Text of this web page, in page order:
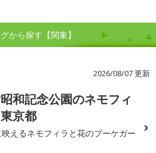
から探す【関東】
2026/08/07 更新
和記念公園のネモフィ
京都
えるネモフィラと花のブーケガー